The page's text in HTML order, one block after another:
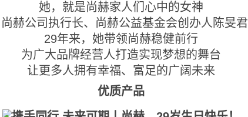
她，就是尚赫家人们心中的女神
尚赫公司执行长、尚赫公益基金会创办人陈旻君
29年来，她带领尚赫稳健前行
为广大品牌经营人打造实现梦想的舞台
让更多人拥有幸福、富足的广阔未来
优质产品